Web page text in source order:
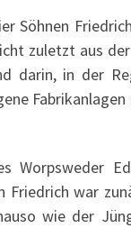
Söhnen
zuletzt aus
darin, in der
Worpsweder
war
wie der